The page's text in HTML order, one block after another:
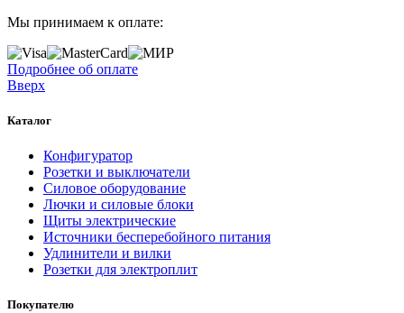
Мы принимаем к оплате:
Подробнее об оплате
Вверх
Каталог
Конфигуратор
Розетки и выключатели
Силовое оборудование
Лючки и силовые блоки
Щиты электрические
Источники бесперебойного питания
Удлинители и вилки
Розетки для электроплит
Покупателю